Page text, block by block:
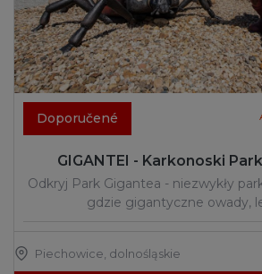
Doporučené
GIGANTEI - Karkonoski
Odkryj Park Gigantea - niezwykły
gdzie gigantyczne owady,
Piechowice dolnośląskie